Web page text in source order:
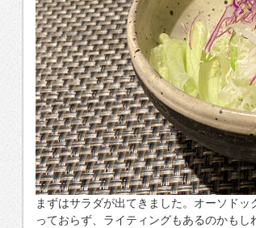
まずはサラダが出てきました。オーソド
っておらず、ライティングもあるのかもし